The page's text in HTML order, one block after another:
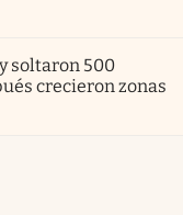
soltaron 500
crecieron zonas